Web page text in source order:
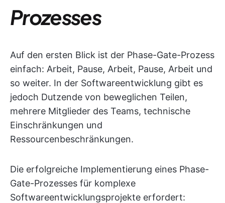
Prozesses
Auf den ersten Blick ist der Phase-Gate-Prozess
einfach: Arbeit, Pause, Arbeit, Pause, Arbeit und
so weiter. In der Softwareentwicklung gibt es
jedoch Dutzende von beweglichen Teilen,
mehrere Mitglieder des Teams, technische
Einschränkungen und
Ressourcenbeschränkungen.
Die erfolgreiche Implementierung eines Phase-
Gate-Prozesses für komplexe
Softwareentwicklungsprojekte erfordert: